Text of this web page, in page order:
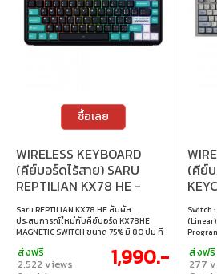
ซื้อเลย
WIRELESS KEYBOARD
(คีย์บอร์ดไร้สาย) SARU
REPTILIAN KX78 HE -
MAGNETIC SWITCH RGB
EN/TH BLACK-WHITE-
GREEN
Saru REPTILIAN KX78 HE สัมผัส
ประสบการณ์ใหม่กับคีย์บอร์ด KX78HE
MAGNETIC SWITCH ขนาด 75% มี 80 ปุ่ม ที่
Wireless 2.4 GHz / USB Type-C แบบมีสาย)
มาพร้อมเทคโนโลยี Hall Effect Magnetic
ส่งฟรี
2,522 views 1,990.-
(คีย์
EN/
Switch
/ Thai |
Wired
ส่งฟรี
277